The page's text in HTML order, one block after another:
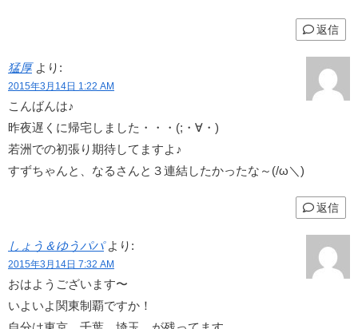
返信
猛厚 より:
2015年3月14日 1:22 AM
こんばんは♪
昨夜遅くに帰宅しました・・・(;・∀・)
若洲での初張り期待してますよ♪
すずちゃんと、なるさんと３連結したかったな～(/ω＼)
返信
しょう＆ゆうパパ より:
2015年3月14日 7:32 AM
おはようございます〜
いよいよ関東制覇ですか！